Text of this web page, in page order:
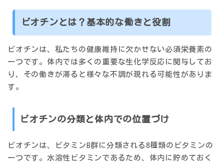
ビオチンとは？基本的な働きと役割
ビオチンは、私たちの健康維持に欠かせない必須栄養素の
一つです。体内では多くの重要な生化学反応に関与してお
り、その働きが滞ると様々な不調が現れる可能性がありま
す。
ビオチンの分類と体内での位置づけ
ビオチンは、ビタミンB群に分類される8種類のビタミンの
一つです。水溶性ビタミンであるため、体内に貯めておく